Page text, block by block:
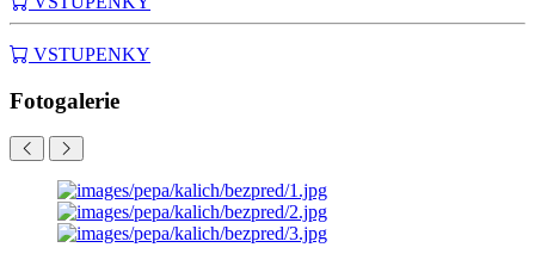
VSTUPENKY
Fotogalerie